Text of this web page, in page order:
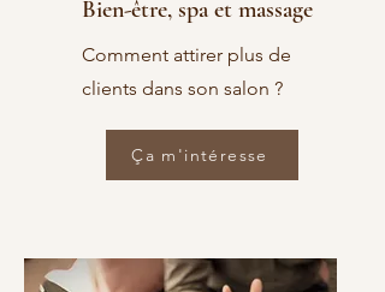
Bien-être, spa et massage
Comment attirer plus de
clients dans son salon ?
Ça m'intéresse